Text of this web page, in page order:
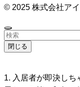
© 2025 株式会社ア
閉じる
1. 入居者が即決しち